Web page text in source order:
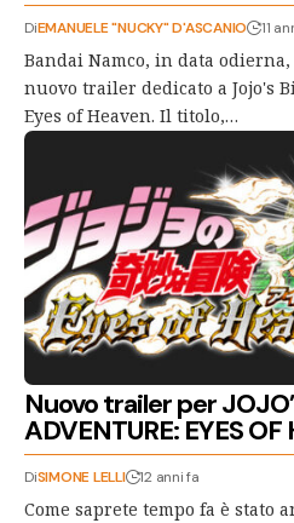
DiEMANUELE "NUCKY" D'ASCANIO 11
Bandai Namco, in data
nuovo trailer dedicato a Jojo's
Eyes of Heaven. Il titolo,…
Nuovo trailer per
ADVENTURE: EYES OF
DiSIMONE LELLI 12 anni fa
Come saprete tempo fa è stato